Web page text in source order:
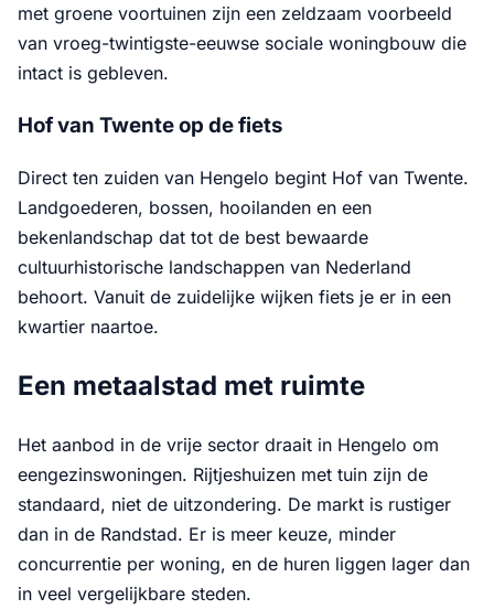
met groene voortuinen zijn een zeldzaam voorbeeld
van vroeg-twintigste-eeuwse sociale woningbouw die
intact is gebleven.
Hof van Twente op de fiets
Direct ten zuiden van Hengelo begint Hof van Twente.
Landgoederen, bossen, hooilanden en een
bekenlandschap dat tot de best bewaarde
cultuurhistorische landschappen van Nederland
behoort. Vanuit de zuidelijke wijken fiets je er in een
kwartier naartoe.
Een metaalstad met ruimte
Het aanbod in de vrije sector draait in Hengelo om
eengezinswoningen. Rijtjeshuizen met tuin zijn de
standaard, niet de uitzondering. De markt is rustiger
dan in de Randstad. Er is meer keuze, minder
concurrentie per woning, en de huren liggen lager dan
in veel vergelijkbare steden.